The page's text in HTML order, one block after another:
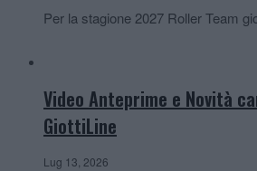
Per la stagione 2027 Roller Team
Video Anteprime e Novità
GiottiLine
Lug 13, 2026